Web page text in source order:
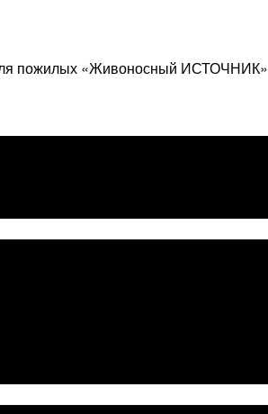
пожилых «Живоносный ИСТОЧНИК»